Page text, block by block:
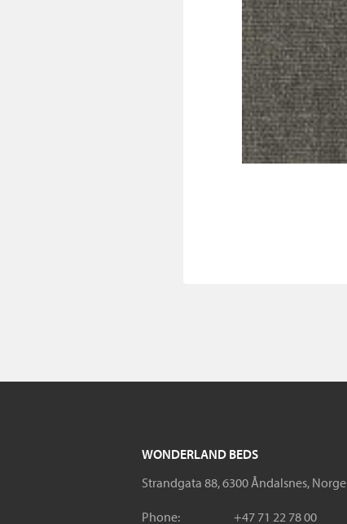
WONDERLAND BEDS
Strandgata 88, 6300 Åndalsnes, Norge
Phone: +47 71 22 78 00